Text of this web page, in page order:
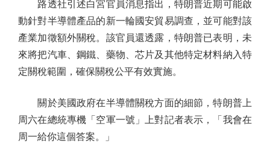
路透社引述白宮官員消息指出，特朗普近期可能啟
動針對半導體產品的新一輪國安貿易調查，並可能對該
產業加徵額外關稅。該官員還透露，特朗普已表明，未
來將把汽車、鋼鐵、藥物、芯片及其他特定材料納入特
定關稅範圍，確保關稅公平有效實施。
關於美國政府在半導體關稅方面的細節，特朗普上
周六在總統專機「空軍一號」上對記者表示，「我會在
周一給你這個答案。」